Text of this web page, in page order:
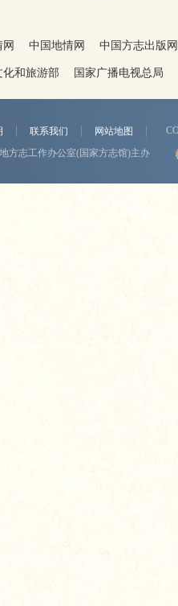
中国地情网 中国方志出版网
和旅游部 国家广播电视总局
联系我们 网站地图
方志工作办公室(国家方志馆)主办